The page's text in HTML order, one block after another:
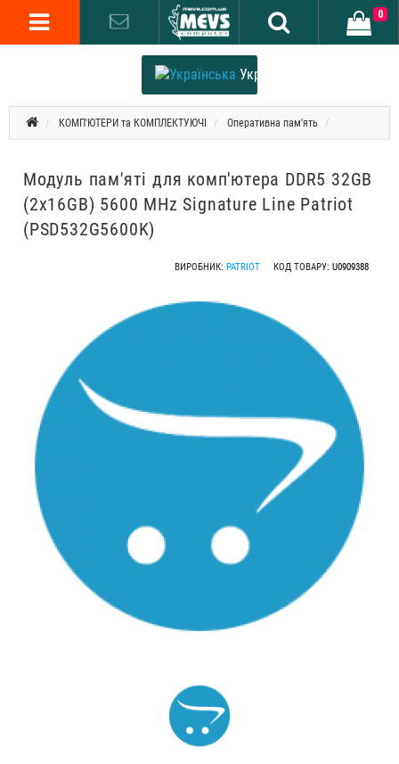
Українська
0
КОМП'ЮТЕРИ та КОМПЛЕКТУЮЧІ Оперативна пам'ять
Модуль пам'яті для комп'ютера DDR5 32GB
(2x16GB) 5600 MHz Signature Line Patriot
(PSD532G5600K)
ВИРОБНИК: PATRIOT КОД ТОВАРУ: U0909388